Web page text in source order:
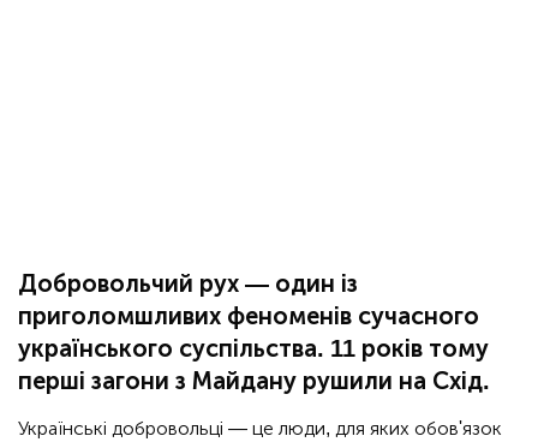
Добровольчий рух — один із
приголомшливих феноменів сучасного
українського суспільства. 11 років тому
перші загони з Майдану рушили на Схід.
Українські добровольці — це люди, для яких обов'язок